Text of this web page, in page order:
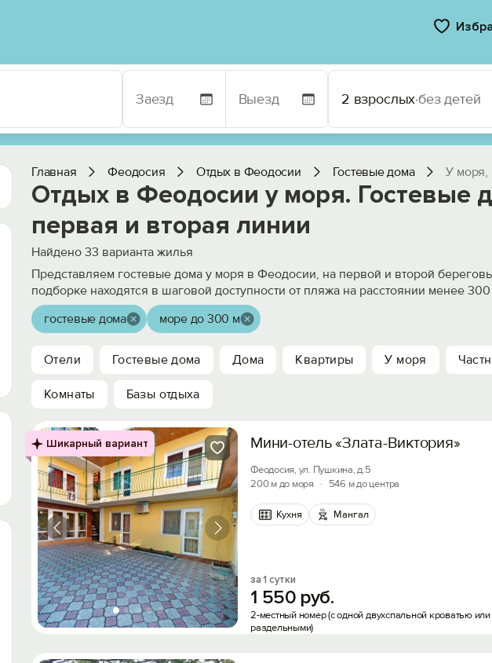
2 взрослых·без детей
Главная Феодосия Отдых в Феодосии Гостевые дома У моря,
Отдых в Феодосии у моря. Гостевые
первая и вторая линии
Найдено 33 варианта жилья
Представляем гостевые дома у моря в Феодосии, на первой и второй
подборке находятся в шаговой доступности от пляжа на расстоянии менее 300
гостевые дома море до 300 м
Отели Гостевые дома Дома Квартиры У моря
Комнаты Базы отдыха
Шикарный вариант Мини-отель «Злата-Виктория»
Феодосия, ул. Пушкина, д.5
200 м до моря
· 546 м до центра
Кухня Мангал
за 1 сутки
1 550 руб.
2-местный номер (с одной двухспальной кроватью
раздельными)